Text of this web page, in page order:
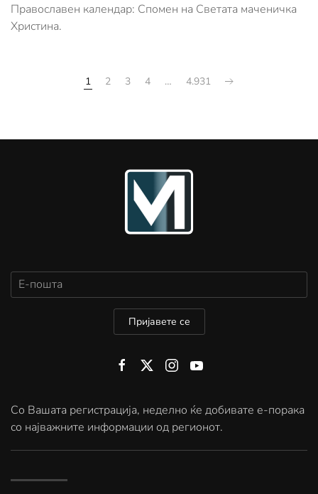
Православен календар: Спомен на Светата маченичка
Христина.
1 2 3 4 … 4.931
Пријавете се
Со Вашата регистрација, неделно ќе добивате е-порака
со најважните информации од регионот.